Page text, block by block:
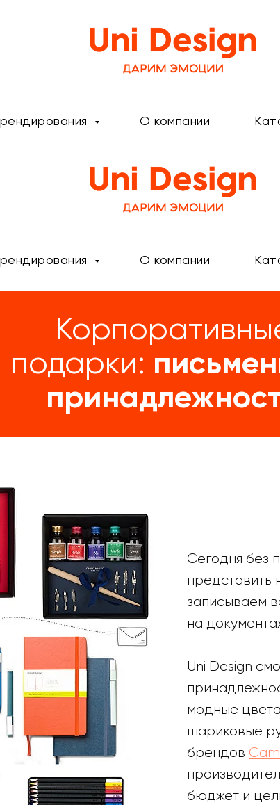
О компании
О компании
подарки:
Сегодня без
представить
записываем
на
Uni Design
модные
шариковые
брендов
бюджет и